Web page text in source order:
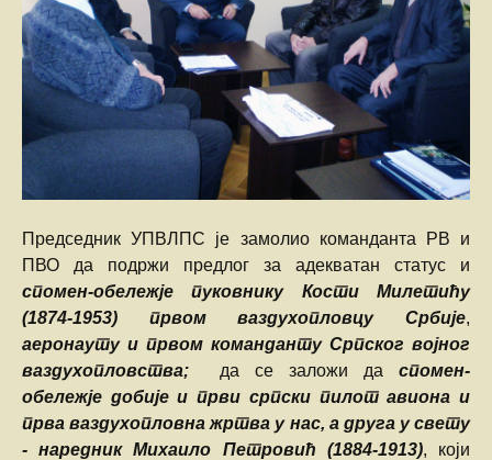
Председник УПВЛПС је замолио команданта РВ и
ПВО да подржи предлог за адекватан статус и
спомен-обележје пуковнику Кости Милетићу
(1874-1953) првом ваздухопловцу Србије,
аеронауту и првом команданту Српског војног
ваздухопловства; да се заложи да спомен-
обележје добије и први српски пилот авиона и
прва ваздухопловна жртва у нас, а друга у свету
- наредник Михаило Петровић (1884-1913), који